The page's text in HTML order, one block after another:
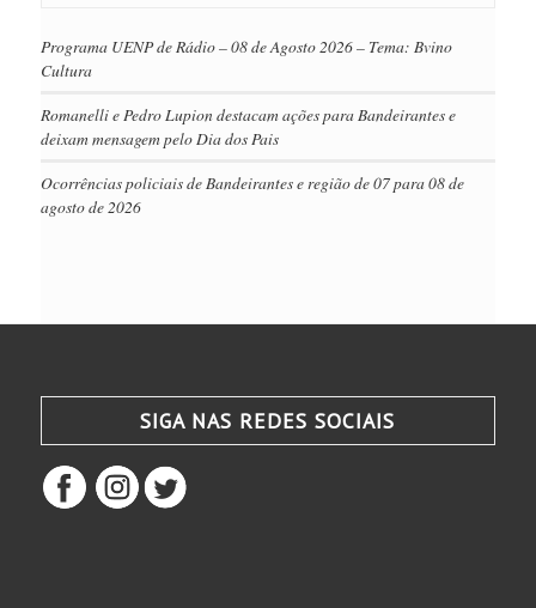
Programa UENP de Rádio – 08 de Agosto 2026 – Tema: Bvino
Cultura
Romanelli e Pedro Lupion destacam ações para Bandeirantes e
deixam mensagem pelo Dia dos Pais
Ocorrências policiais de Bandeirantes e região de 07 para 08 de
agosto de 2026
SIGA NAS REDES SOCIAIS